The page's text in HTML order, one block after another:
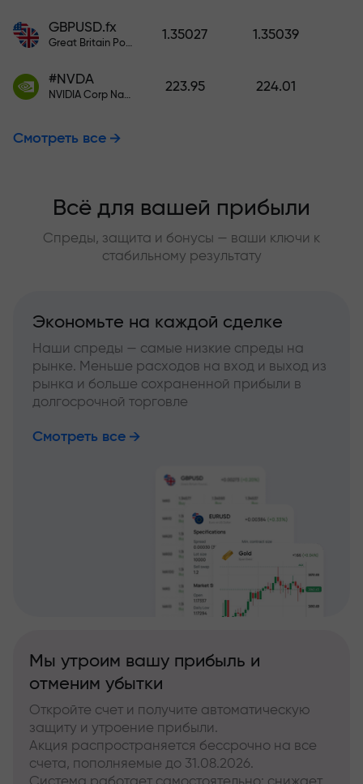
GBPUSD.fx
Great Britain Pound vs US Dollar
1.35027 1.35039
#NVDA
NVIDIA Corp Nasdaq Stock Exchange (Nasdaq) USD
223.95 224.01
Смотреть все
Всё для вашей прибыли
Спреды, защита и бонусы — ваши ключи к
стабильному результату
Экономьте на каждой сделке
Наши спреды — самые низкие спреды на
рынке. Меньше расходов на вход и выход из
рынка и больше сохраненной прибыли в
долгосрочной торговле
Смотреть все
Мы утроим вашу прибыль и
отменим убытки
Откройте счет и получите автоматическую
защиту и утроение прибыли.
Акция распространяется бессрочно на все
счета, пополняемые до 31.08.2026.
Система работает самостоятельно: снижает